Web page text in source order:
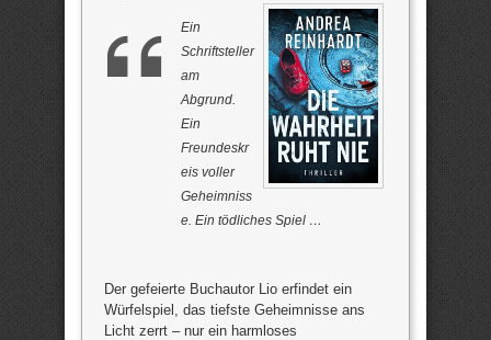
Ein
Schriftsteller
am
Abgrund.
Ein
Freundeskr
eis voller
Geheimniss
e. Ein tödliches Spiel …
Der gefeierte Buchautor Lio erfindet ein
Würfelspiel, das tiefste Geheimnisse ans
Licht zerrt – nur ein harmloses